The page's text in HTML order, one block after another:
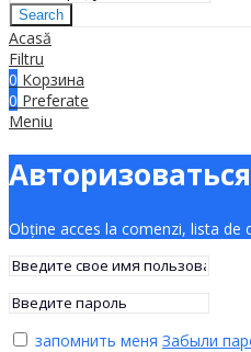
Search
Acasă
Filtru
0 Корзина
0 Preferate
Meniu
Авторизоваться
Obține acces la comenzi, lista de
запомнить меня Забыли